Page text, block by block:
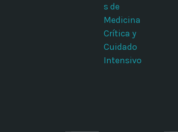
s de
Medicina
Crítica y
Cuidado
Intensivo